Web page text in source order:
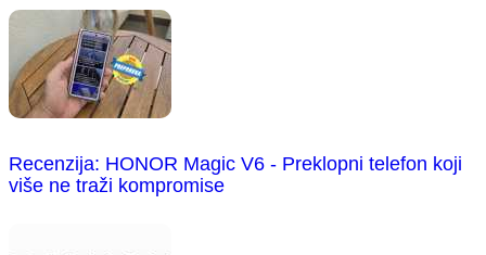
Recenzija: HONOR Magic V6 - Preklopni telefon koji
više ne traži kompromise